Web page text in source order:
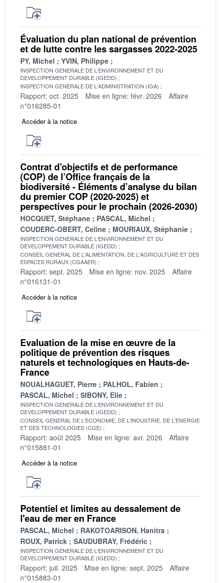
Évaluation du plan national de prévention
et de lutte contre les sargasses 2022-2025
PY, Michel YVIN, Philippe
INSPECTION GENERALE DE L'ENVIRONNEMENT ET DU
DEVELOPPEMENT DURABLE (IGEDD)
INSPECTION GENERALE DE L'ADMINISTRATION (IGA)
Rapport: oct. 2025 Mise en ligne: févr. 2026
Affaire
n°016285-01
Accéder à la notice
Contrat d’objectifs et de performance
(COP) de l’Office français de la
biodiversité - Éléments d’analyse du bilan
du premier COP (2020-2025) et
perspectives pour le prochain (2026-2030)
HOCQUET, Stéphane
PASCAL, Michel
COUDERC-OBERT, Celine
MOURIAUX, Stéphanie
INSPECTION GENERALE DE L'ENVIRONNEMENT ET DU
DEVELOPPEMENT DURABLE (IGEDD)
CONSEIL GENERAL DE L'ALIMENTATION, DE L'AGRICULTURE ET DES
ESPACES RURAUX (CGAAER)
Rapport: sept. 2025 Mise en ligne: nov. 2025
Affaire
n°016131-01
Accéder à la notice
Evaluation de la mise en œuvre de la
politique de prévention des risques
naturels et technologiques en Hauts-de-
France
NOUALHAGUET, Pierre
PALHOL, Fabien
PASCAL, Michel
SIBONY, Elie
INSPECTION GENERALE DE L'ENVIRONNEMENT ET DU
DEVELOPPEMENT DURABLE (IGEDD)
CONSEIL GENERAL DE L'ECONOMIE, DE L'INDUSTRIE, DE L'ENERGIE
ET DES TECHNOLOGIES (CGE)
Rapport: août 2025 Mise en ligne: avr. 2026
Affaire
n°015881-01
Accéder à la notice
Potentiel et limites au dessalement de
l'eau de mer en France
PASCAL, Michel
RAKOTOARISON, Hanitra
ROUX, Patrick
SAUDUBRAY, Frédéric
INSPECTION GENERALE DE L'ENVIRONNEMENT ET DU
DEVELOPPEMENT DURABLE (IGEDD)
Rapport: juil. 2025 Mise en ligne: sept. 2025
Affaire
n°015883-01